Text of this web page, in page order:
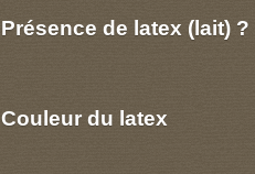
Présence de latex (lait) ?
Couleur du latex